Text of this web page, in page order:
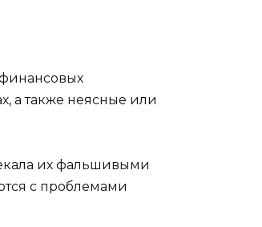
а также неясные или
их фальшивыми
с проблемами